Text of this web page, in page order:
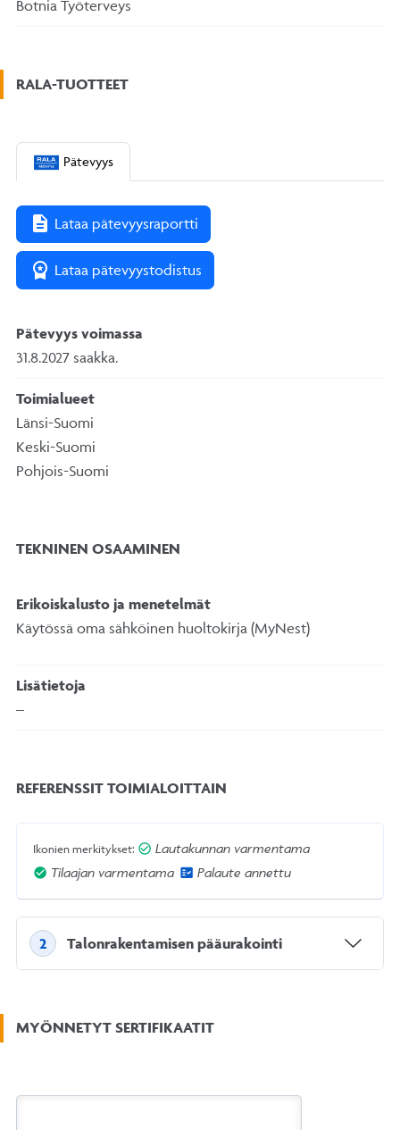
Botnia Työterveys
RALA-TUOTTEET
Pätevyys
description Lataa pätevyysraportti
workspace_premium Lataa pätevyystodistus
Pätevyys voimassa
31.8.2027 saakka.
Toimialueet
Länsi-Suomi
Keski-Suomi
Pohjois-Suomi
TEKNINEN OSAAMINEN
Erikoiskalusto ja menetelmät
Käytössä oma sähköinen huoltokirja (MyNest)
Lisätietoja
–
REFERENSSIT TOIMIALOITTAIN
Ikonien merkitykset:
Lautakunnan varmentama
Tilaajan varmentama
Palaute annettu
2 Talonrakentamisen pääurakointi
MYÖNNETYT SERTIFIKAATIT